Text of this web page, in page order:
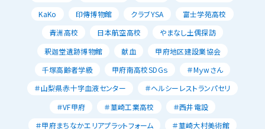
KaKo
印傳博物館 クラブYSA
富士学苑高校
青洲高校
日本航空高校
やまなし土偶探訪
釈迦堂遺跡博物館
献血
甲府地区建設業協会
千塚高齢者学級
甲府南高校SDGｓ
＃Mｙwさん
＃山梨県赤十字血液センター
＃ヘルシーレストランパセリ
＃VF甲府
＃韮崎工業高校
＃西井電設
＃甲府まちなかエリアプラットフォーム
＃韮崎大村美術館